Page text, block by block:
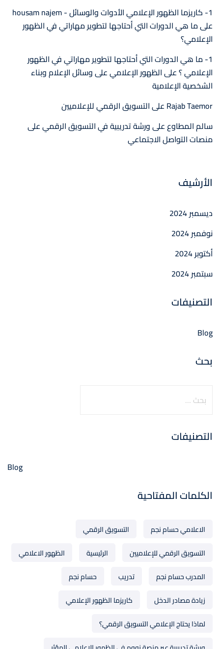
1- كاريزما الظهور الإعلامي الأدوات والوسائل - housam najem
علىما هي الدورات التي أحتاجها لتطوير مهاراتي في الظهور
الإعلامي؟
1- ما هي الدورات التي أحتاجها لتطوير مهاراتي في الظهور
الإعلامي ؟علىالظهور الإعلامي على وسائل الإعلام وبناء
الشخصية الإعلامية
Rajab Taemor علىالتسويق الرقمي للإعلاميين
سالم المطاوععلىورشة تدريبية في التسويق الرقمي على
منصات التواصل الاجتماعي
الأرشيف
ديسمبر 2024
نوفمبر 2024
أكتوبر 2024
سبتمبر 2024
التصنيفات
Blog
بحث
التصنيفات
Blog
الكلمات المفتاحية
الاعلامي حسام نجم
التسويق الرقمي
التسويق الرقمي للإعلاميين
الرئيسية
الظهور الاعلامي
المدرب حسام نجم
تدريب
حسام نجم
زيادة مصادر الدخل
كاريزما الظهور الإعلامي
لماذا يحتاج الإعلامي التسويق الرقمي؟